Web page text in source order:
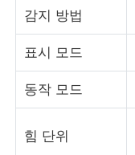
연락처
견적 요청
감지 방법
표시 모드
동작 모드
힘 단위